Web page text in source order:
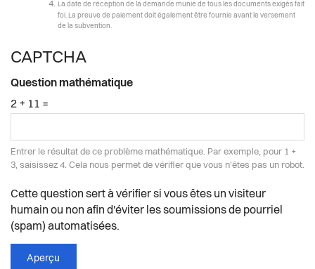
La date de réception de la demande munie de tous les documents exigés fait
foi. La preuve de paiement doit également être fournie avant le versement
de la subvention.
CAPTCHA
Question mathématique
2 + 11 =
Entrer le résultat de ce problème mathématique. Par exemple, pour 1 +
3, saisissez 4. Cela nous permet de vérifier que vous n'êtes pas un robot.
Cette question sert à vérifier si vous êtes un visiteur
humain ou non afin d'éviter les soumissions de pourriel
(spam) automatisées.